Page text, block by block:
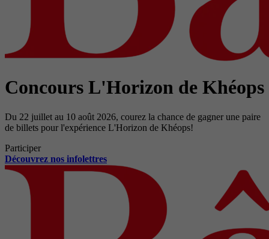
Concours L'Horizon de Khéops
Du 22 juillet au 10 août 2026, courez la chance de gagner une paire
de billets pour l'expérience L'Horizon de Khéops!
Participer
Découvrez nos infolettres